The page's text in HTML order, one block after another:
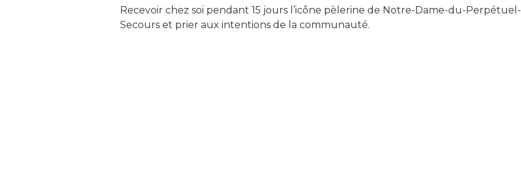
Recevoir chez soi pendant 15 jours l’icône pèlerine de Notre-Dame-du-Perpétuel-
Secours et prier aux intentions de la communauté.